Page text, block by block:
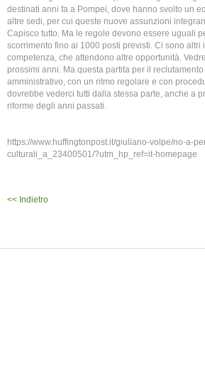
destinati anni fa a Pompei, dove hanno svolto un
altre sedi, per cui queste nuove assunzioni
Capisco tutto. Ma le regole devono essere uguali
scorrimento fino ai 1000 posti previsti. Ci sono
competenza, che attendono altre opportunità.
prossimi anni. Ma questa partita per il
amministrativo, con un ritmo regolare e con
dovrebbe vederci tutti dalla stessa parte, anche a
riforme degli anni passati.
https://www.huffingtonpost.it/giuliano-volpe/no-a-
culturali_a_23400501/?utm_hp_ref=it-homepage
<< Indietro